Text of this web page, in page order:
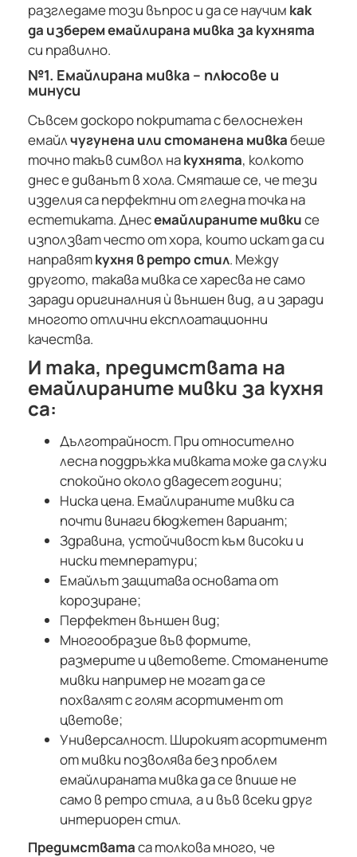
разгледаме този въпрос и да се научим как
да изберем емайлирана мивка за кухнята
си правилно.
№1. Емайлирана мивка – плюсове и
минуси
Съвсем доскоро покритата с белоснежен
емайлчугунена или стоманена мивкабеше
точно такъв символ накухнята, колкото
днес е диванът в хола. Смяташе се, че тези
изделия са перфектни от гледна точка на
естетиката. Днесемайлираните мивкисе
използват често от хора, които искат да си
направяткухня в ретро стил. Между
другото, такава мивка се харесва не само
заради оригиналния ѝ външен вид, а и заради
многото отлични експлоатационни
качества.
И така, предимствата на
емайлираните мивки за кухня
са:
Дълготрайност. При относително
лесна поддръжка мивката може да служи
спокойно около двадесет години;
Ниска цена. Емайлираните мивки са
почти винаги бюджетен вариант;
Здравина, устойчивост към високи и
ниски температури;
Емайлът защитава основата от
корозиране;
Перфектен външен вид;
Многообразие във формите,
размерите и цветовете. Стоманените
мивки например не могат да се
похвалят с голям асортимент от
цветове;
Универсалност. Широкият асортимент
от мивки позволява без проблем
емайлираната мивка да се впише не
само в ретро стила, а и във всеки друг
интериорен стил.
Предимстватаса толкова много, че